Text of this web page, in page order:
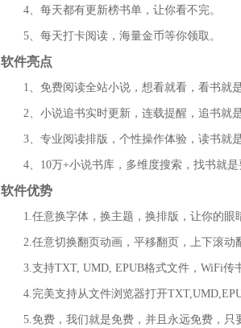
4、每天都有更新榜书单，让你看不完。
5、每天打卡阅读，海量金币等你领取。
软件亮点
1、免费阅读全站小说，想看就看，看书就
2、小说追书实时更新，连载提醒，追书就
3、专业阅读排版，个性操作体验，读书就
4、10万+小说书库，多维度搜索，找书就是
软件优势
1.任意换字体，换主题，换排版，让你的眼
2.任意切换翻页动画，平移翻页，上下滚动
3.支持TXT, UMD, EPUB格式文件，WiFi传
4.完美支持从文件浏览器打开
5.免费，我们就是免费，并且永远免费，只